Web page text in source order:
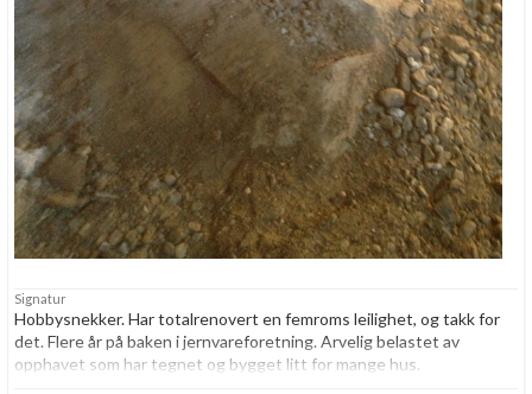
Signatur
Hobbysnekker. Har totalrenovert en femroms leilighet, og takk for
det. Flere år på baken i jernvareforetning. Arvelig belastet av
opphavet som har tegnet og bygget litt for mange hus.